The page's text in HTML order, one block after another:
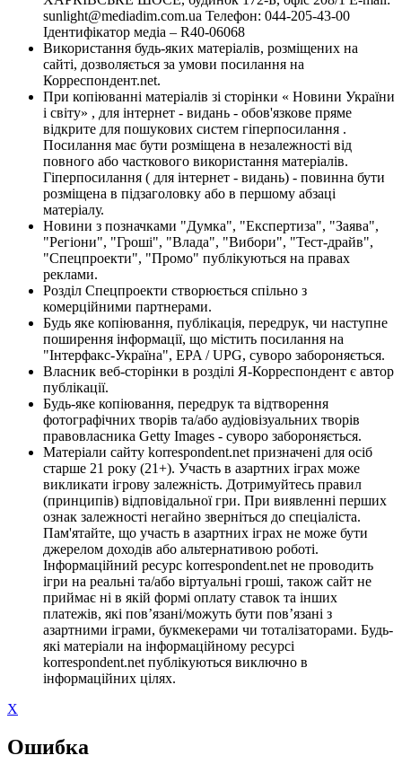
sunlight@mediadim.com.ua Телефон: 044-205-43-00
Ідентифікатор медіа – R40-06068
Використання будь-яких матеріалів, розміщених на
сайті, дозволяється за умови посилання на
Корреспондент.net.
При копіюванні матеріалів зі сторінки « Новини України
і світу» , для інтернет - видань - обов'язкове пряме
відкрите для пошукових систем гіперпосилання .
Посилання має бути розміщена в незалежності від
повного або часткового використання матеріалів.
Гіперпосилання ( для інтернет - видань) - повинна бути
розміщена в підзаголовку або в першому абзаці
матеріалу.
Новини з позначками "Думка", "Експертиза", "Заява",
"Регіони", "Гроші", "Влада", "Вибори", "Тест-драйв",
"Спецпроекти", "Промо" публікуються на правах
реклами.
Розділ Спецпроекти створюється спільно з
комерційними партнерами.
Будь яке копіювання, публікація, передрук, чи наступне
поширення інформації, що містить посилання на
"Інтерфакс-Україна", EPA / UPG, суворо забороняється.
Власник веб-сторінки в розділі Я-Корреспондент є автор
публікації.
Будь-яке копіювання, передрук та відтворення
фотографічних творів та/або аудіовізуальних творів
правовласника Getty Images - суворо забороняється.
Матеріали сайту korrespondent.net призначені для осіб
старше 21 року (21+). Участь в азартних іграх може
викликати ігрову залежність. Дотримуйтесь правил
(принципів) відповідальної гри. При виявленні перших
ознак залежності негайно зверніться до спеціаліста.
Пам'ятайте, що участь в азартних іграх не може бути
джерелом доходів або альтернативою роботі.
Інформаційний ресурс korrespondent.net не проводить
ігри на реальні та/або віртуальні гроші, також сайт не
приймає ні в якій формі оплату ставок та інших
платежів, які пов’язані/можуть бути пов’язані з
азартними іграми, букмекерами чи тоталізаторами. Будь-
які матеріали на інформаційному ресурсі
korrespondent.net публікуються виключно в
інформаційних цілях.
X
Ошибка